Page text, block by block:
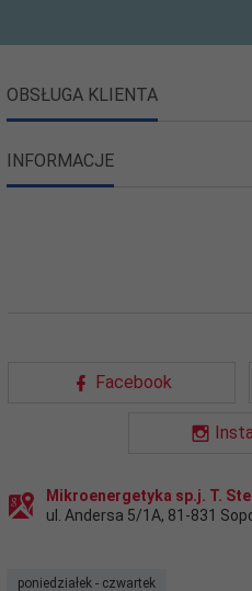
OBSŁUGA KLIENTA
INFORMACJE
Facebook
Mikroenergetyka sp.j. T.
ul. Andersa 5/1A, 81-831
poniedziałek - czwartek